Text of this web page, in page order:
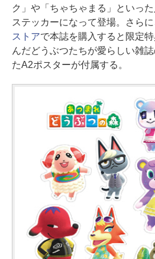
ク」や「ちゃちゃまる」といっ
ステッカーになって登場。さらに
ストアで本誌を購入すると限定
んだどうぶつたちが愛らしい雑
たA2ポスターが付属する。